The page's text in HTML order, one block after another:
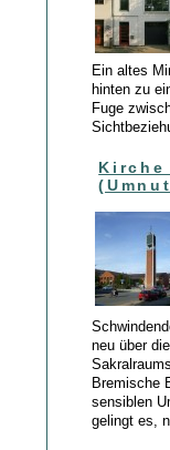
Ein altes
hinten zu
Fuge
Kirche
neu über
Bremische
sensiblen
gelingt es,